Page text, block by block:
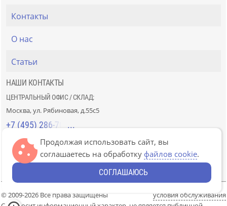
Контакты
О нас
Статьи
НАШИ КОНТАКТЫ
ЦЕНТРАЛЬНЫЙ ОФИС / СКЛАД:
Москва, ул. Рябиновая, д.55с5
+7 (495) 286-70-40
СТРОЙРЫНОК «СЛАВЯНСКИЙ МИР»:
Москва, 41км МКАД, пав. Г-14/7-8 и Д-14/7-8
+7 (499) 226-74-18
© 2009-2026 Все права защищены
условия обслуживания
Продолжая использовать сайт, вы
соглашаетесь на обработку файлов cookie.
СОГЛАШАЮСЬ